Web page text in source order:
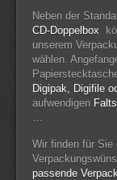
Neben der
CD-Doppelbox
unserem
wählen.
Digipak, Digifile
aufwendigen
Wir finden für Sie
passende